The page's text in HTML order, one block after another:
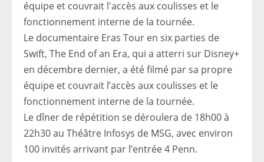
Le documentaire Eras Tour en six parties de
Swift, The End of an Era, qui a atterri sur Disney+
en décembre dernier, a été filmé par sa propre
équipe et couvrait l’accès aux coulisses et le
fonctionnement interne de la tournée.
Le dîner de répétition se déroulera de 18h00 à
22h30 au Théâtre Infosys de MSG, avec environ
100 invités arrivant par l’entrée 4 Penn.